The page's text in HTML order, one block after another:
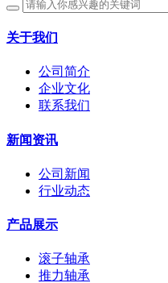
关于我们
公司简介
企业文化
联系我们
新闻资讯
公司新闻
行业动态
产品展示
滚子轴承
推力轴承